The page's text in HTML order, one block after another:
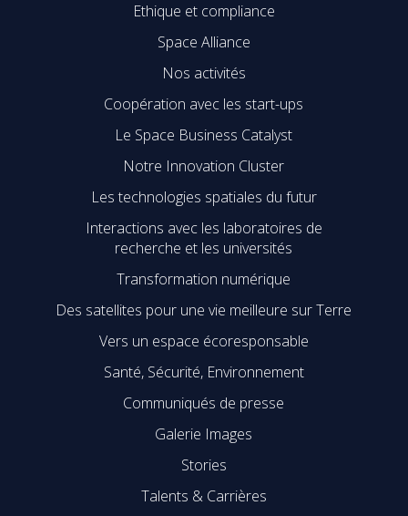
Ethique et compliance
Space Alliance
Nos activités
Coopération avec les start-ups
Le Space Business Catalyst
Notre Innovation Cluster
Les technologies spatiales du futur
Interactions avec les laboratoires de
recherche et les universités
Transformation numérique
Des satellites pour une vie meilleure sur Terre
Vers un espace écoresponsable
Santé, Sécurité, Environnement
Communiqués de presse
Galerie Images
Stories
Talents & Carrières